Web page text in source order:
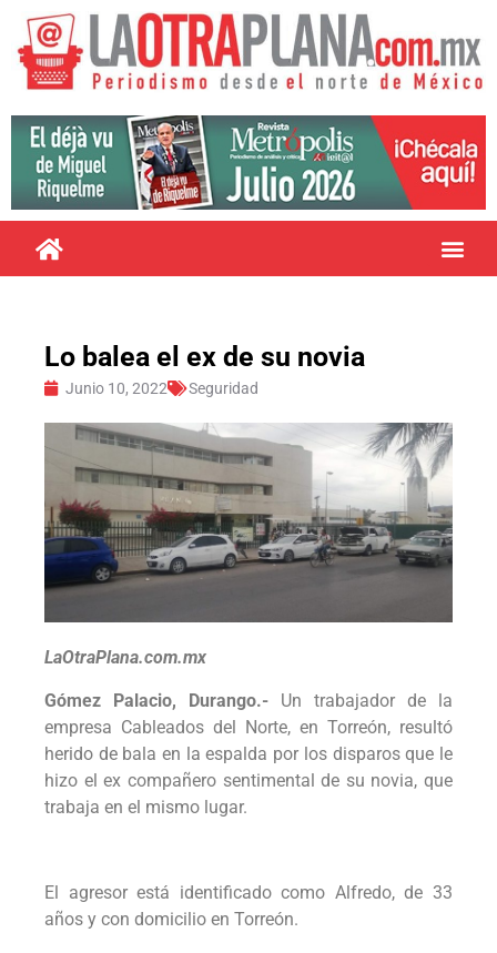
Lo balea el ex de su novia
Junio 10, 2022 Seguridad
LaOtraPlana.com.mx
Gómez Palacio, Durango.- Un trabajador de la
empresa Cableados del Norte, en Torreón, resultó
herido de bala en la espalda por los disparos que le
hizo el ex compañero sentimental de su novia, que
trabaja en el mismo lugar.
El agresor está identificado como Alfredo, de 33
años y con domicilio en Torreón.